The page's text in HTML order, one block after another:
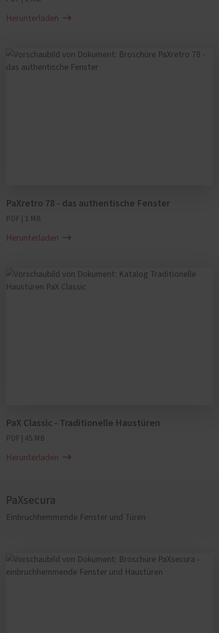
Herunterladen
PaXretro 78 - das authentische Fenster
PDF | 1 MB
Herunterladen
PaX Classic - Traditionelle Haustüren
PDF | 45 MB
Herunterladen
PaXsecura
Einbruchhemmende Fenster und Türen